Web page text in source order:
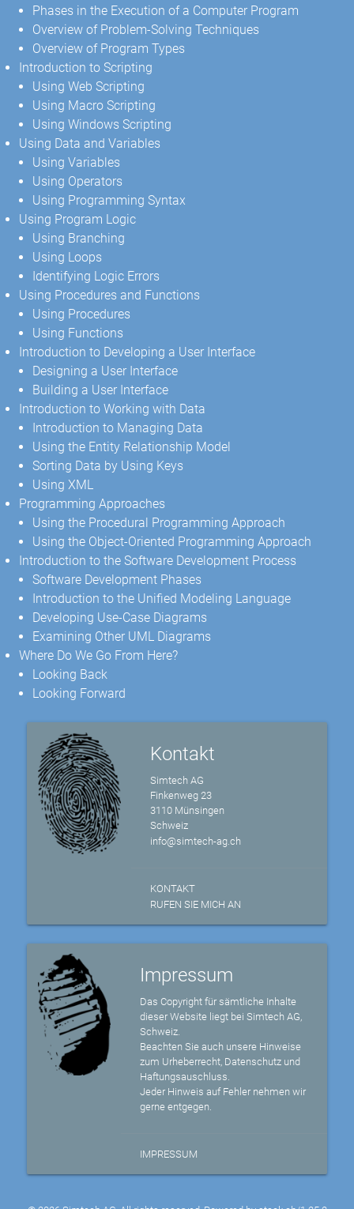
Phases in the Execution of a Computer Program
Overview of Problem-Solving Techniques
Overview of Program Types
Introduction to Scripting
Using Web Scripting
Using Macro Scripting
Using Windows Scripting
Using Data and Variables
Using Variables
Using Operators
Using Programming Syntax
Using Program Logic
Using Branching
Using Loops
Identifying Logic Errors
Using Procedures and Functions
Using Procedures
Using Functions
Introduction to Developing a User Interface
Designing a User Interface
Building a User Interface
Introduction to Working with Data
Introduction to Managing Data
Using the Entity Relationship Model
Sorting Data by Using Keys
Using XML
Programming Approaches
Using the Procedural Programming Approach
Using the Object-Oriented Programming Approach
Introduction to the Software Development Process
Software Development Phases
Introduction to the Unified Modeling Language
Developing Use-Case Diagrams
Examining Other UML Diagrams
Where Do We Go From Here?
Looking Back
Looking Forward
Kontakt
Simtech AG
Finkenweg 23
3110 Münsingen
Schweiz
info@simtech-ag.ch
KONTAKT
RUFEN SIE MICH AN
Impressum
Das Copyright für sämtliche Inhalte
dieser Website liegt bei Simtech AG,
Schweiz.
Beachten Sie auch unsere Hinweise
zum Urheberrecht, Datenschutz und
Haftungsauschluss.
Jeder Hinweis auf Fehler nehmen wir
gerne entgegen.
IMPRESSUM